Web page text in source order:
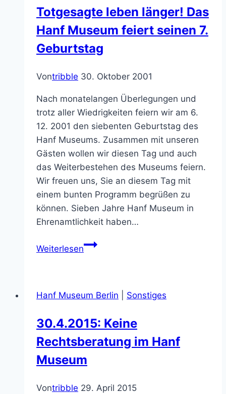
Totgesagte leben länger! Das
Hanf Museum feiert seinen 7.
Geburtstag
Vontribble 30. Oktober 2001
Nach monatelangen Überlegungen und
trotz aller Wiedrigkeiten feiern wir am 6.
12. 2001 den siebenten Geburtstag des
Hanf Museums. Zusammen mit unseren
Gästen wollen wir diesen Tag und auch
das Weiterbestehen des Museums feiern.
Wir freuen uns, Sie an diesem Tag mit
einem bunten Programm begrüßen zu
können. Sieben Jahre Hanf Museum in
Ehrenamtlichkeit haben…
WeiterlesenTotgesagte
Hanf
feiert
seinen
Geburtstag
Hanf Museum Berlin Sonstiges
30.4.2015: Keine
Rechtsberatung im Hanf
Museum
Vontribble 29. April 2015